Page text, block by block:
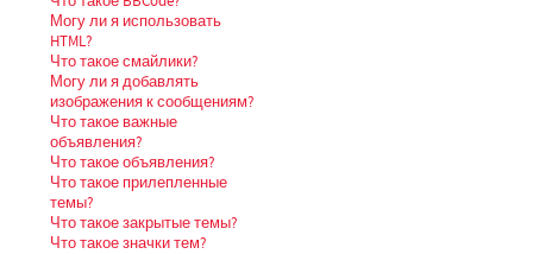
Могу ли я использовать
HTML?
Что такое смайлики?
Могу ли я добавлять
изображения к сообщениям?
Что такое важные
объявления?
Что такое объявления?
Что такое прилепленные
темы?
Что такое закрытые темы?
Что такое значки тем?